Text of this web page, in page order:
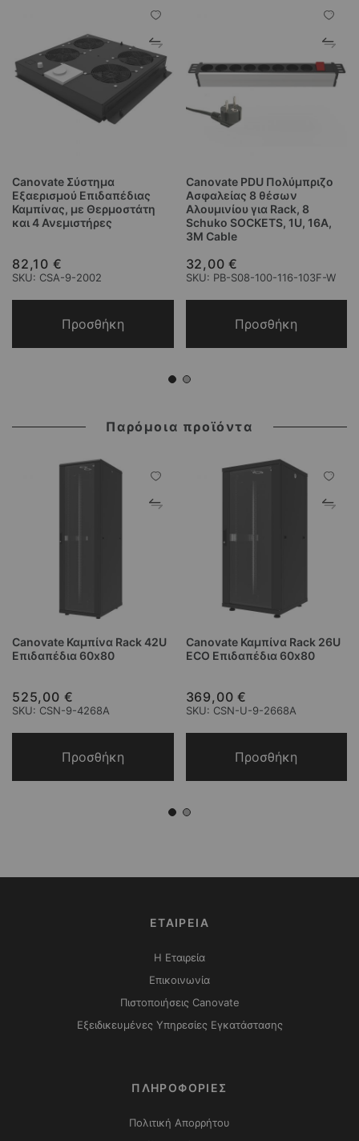
Canovate Σύστημα
Εξαερισμού Επιδαπέδιας
Καμπίνας, με Θερμοστάτη
και 4 Ανεμιστήρες
82,10 €
SKU: CSA-9-2002
Προσθήκη
Canovate PDU Πολύμπριζο
Ασφαλείας 8 θέσων
Αλουμινίου για Rack, 8
Schuko SOCKETS, 1U, 16A,
3M Cable
32,00 €
SKU: PB-S08-100-116-103F-W
Προσθήκη
Παρόμοια προϊόντα
Canovate Καμπίνα Rack 42U
Επιδαπέδια 60x80
525,00 €
SKU: CSN-9-4268A
Προσθήκη
Canovate Καμπίνα Rack 26U
ECO Επιδαπέδια 60x80
369,00 €
SKU: CSN-U-9-2668A
Προσθήκη
ΕΤΑΙΡΕΙΑ
Η Εταιρεία
Επικοινωνία
Πιστοποιήσεις Canovate
Εξειδικευμένες Υπηρεσίες Εγκατάστασης
ΠΛΗΡΟΦΟΡΙΕΣ
Πολιτική Απορρήτου